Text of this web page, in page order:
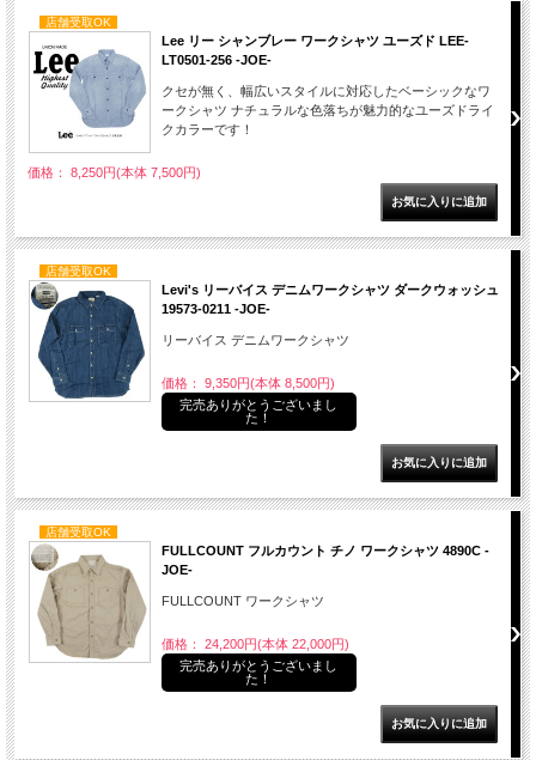
店舗受取OK
Lee リー シャンブレー ワークシャツ ユーズド LEE-
LT0501-256 -JOE-
クセが無く、幅広いスタイルに対応したベーシックなワ
ークシャツ ナチュラルな色落ちが魅力的なユーズドライ
クカラーです！
価格： 8,250円(本体 7,500円)
店舗受取OK
Levi's リーバイス デニムワークシャツ ダークウォッシュ
19573-0211 -JOE-
リーバイス デニムワークシャツ
価格： 9,350円(本体 8,500円)
完売ありがとうございまし
た！
店舗受取OK
FULLCOUNT フルカウント チノ ワークシャツ 4890C -
JOE-
FULLCOUNT ワークシャツ
価格： 24,200円(本体 22,000円)
完売ありがとうございまし
た！